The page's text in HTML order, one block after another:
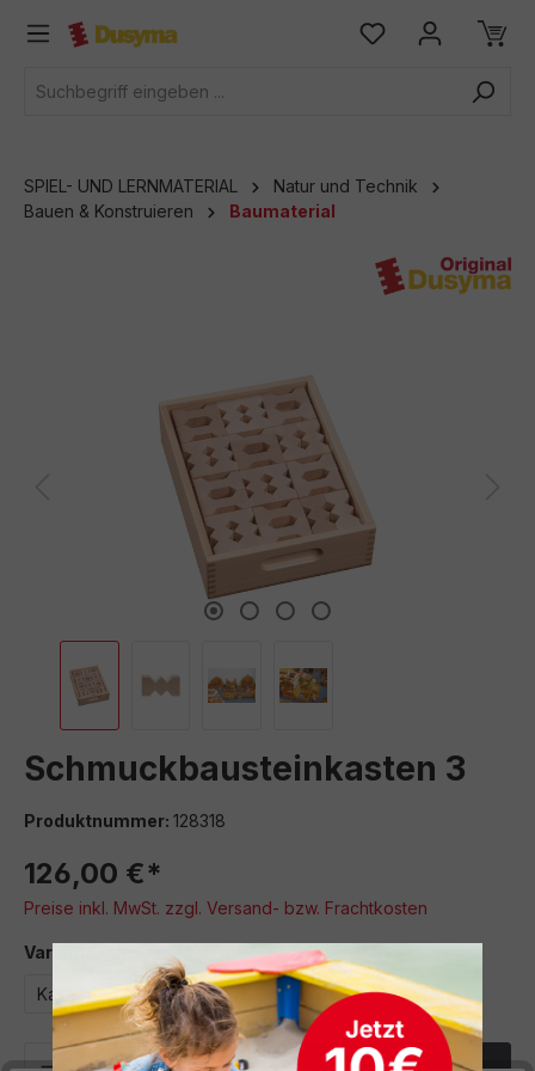
springen
SPIEL- UND LERNMATERIAL
Natur und Technik
Bauen & Konstruieren
Baumaterial
Schmuckbausteinkasten 3
Produktnummer: 128318
126,00 €*
Preise inkl. MwSt. zzgl. Versand- bzw. Frachtkosten
Variante
Kasten 1 Kasten 2 Kasten 3
Produkt Anzahl: Gib denIn den Warenkorb